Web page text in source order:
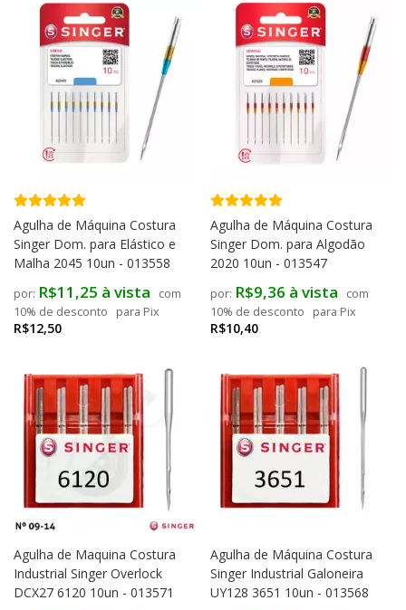
Agulha de Máquina Costura
Singer Dom. para Elástico e
Malha 2045 10un - 013558
R$12,50
R$11,25 à vista
com
10% de desconto
para Pix
Agulha de Máquina Costura
Singer Dom. para Algodão
2020 10un - 013547
R$10,40
R$9,36 à vista
com
10% de desconto
para Pix
Agulha de Maquina Costura
Industrial Singer Overlock
DCX27 6120 10un - 013571
Agulha de Máquina Costura
Singer Industrial Galoneira
UY128 3651 10un - 013568